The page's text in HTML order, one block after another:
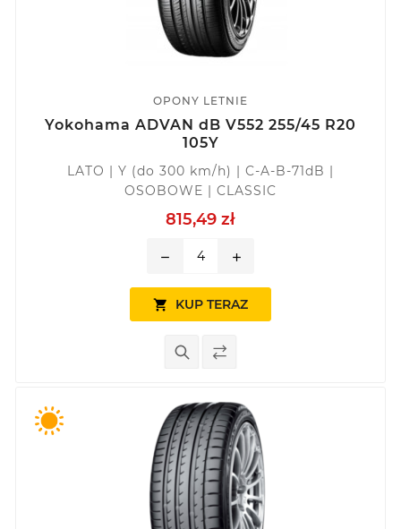
OPONY LETNIE
Yokohama ADVAN dB V552 255/45 R20
105Y
LATO | Y (do 300 km/h) | C-A-B-71dB |
OSOBOWE | CLASSIC
815,49 zł
remove add
 KUP TERAZ